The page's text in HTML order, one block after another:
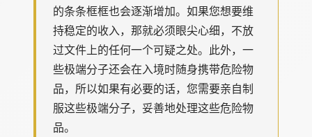
的条条框框也会逐渐增加。如果您想要维
持稳定的收入，那就必须眼尖心细，不放
过文件上的任何一个可疑之处。此外，一
些极端分子还会在入境时随身携带危险物
品，所以如果有必要的话，您需要亲自制
服这些极端分子，妥善地处理这些危险物
品。